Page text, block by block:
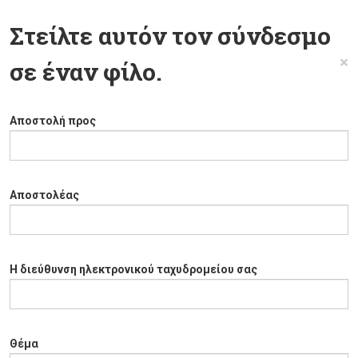
Στείλτε αυτόν τον σύνδεσμο
σε έναν φίλο.
×
Αποστολή προς
Αποστολέας
Η διεύθυνση ηλεκτρονικού ταχυδρομείου σας
Θέμα